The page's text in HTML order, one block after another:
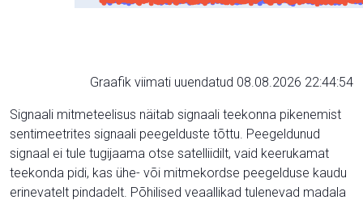
Graafik viimati uuendatud 08.08.2026 22:44:54
Signaali mitmeteelisus näitab signaali teekonna pikenemist
sentimeetrites signaali peegelduste tõttu. Peegeldunud
signaal ei tule tugijaama otse satelliidilt, vaid keerukamat
teekonda pidi, kas ühe- või mitmekordse peegelduse kaudu
erinevatelt pindadelt. Põhilised veaallikad tulenevad madala